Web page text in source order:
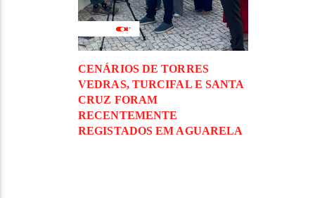
CENÁRIOS DE TORRES
VEDRAS, TURCIFAL E SANTA
CRUZ FORAM
RECENTEMENTE
REGISTADOS EM AGUARELA